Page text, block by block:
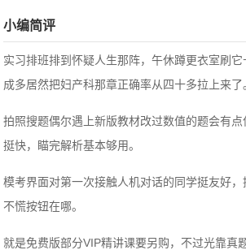
小编简评
实习排班排到怀疑人生那阵，午休蹲更衣室刷
成多居然把妇产科那章正确率从四十多拉上来了
拍照搜题偶尔遇上新版教材改过数值的题会有
挺快，瞄完解析基本够用。
模考界面对第一次接触人机对话的同学挺友好
不慌按钮在哪。
就是免费版部分VIP精讲课要另购，不过光靠真